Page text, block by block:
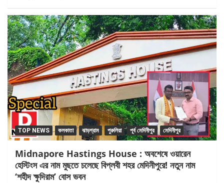
TOP NEWS কলকাতা ঝাড়গ্রাম পুরুলিয়া পূর্ব মেদিনীপুর মেদিনীপুর
Midnapore Hastings House : অবশেষে ওয়ারেন
হেস্টিংস এর নাম মুছতে চলেছে বিপ্লবী শহর মেদিনীপুরে! নতুন নাম
‘শহীদ ক্ষুদিরাম’ বোস ভবন